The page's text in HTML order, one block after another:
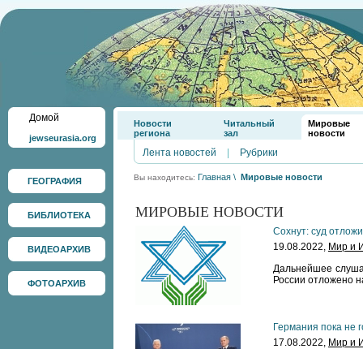
Домой
jewseurasia.org
ГЕОГРАФИЯ
БИБЛИОТЕКА
ВИДЕОАРХИВ
ФОТОАРХИВ
Новости
региона
Читальный
зал
Мировые
новости
Лента новостей Рубрики
Вы находитесь: Главная \ Мировые новости
МИРОВЫЕ НОВОСТИ
Сохнут: суд
19.08.2022, Мир и
Дальнейшее
России отложено
Германия пока не
17.08.2022, Мир и